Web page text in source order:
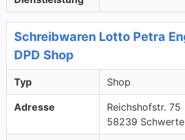
Schreibwaren Lotto Petra
DPD Shop
Typ Shop
Adresse
Reichshofstr. 75
58239 Schwerte